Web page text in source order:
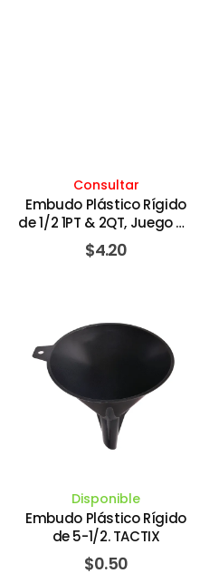
Consultar
Embudo Plástico Rígido
de 1/2 1PT & 2QT, Juego de
3 Pieza. HOPKINS
MANUFACTURING
$4.20
Disponible
Embudo Plástico Rígido
de 5-1/2. TACTIX
$0.50